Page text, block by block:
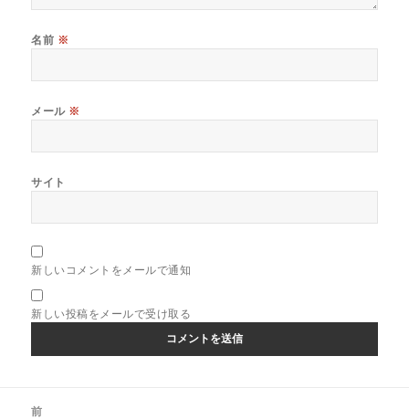
名前 ※
メール ※
サイト
新しいコメントをメールで通知
新しい投稿をメールで受け取る
前